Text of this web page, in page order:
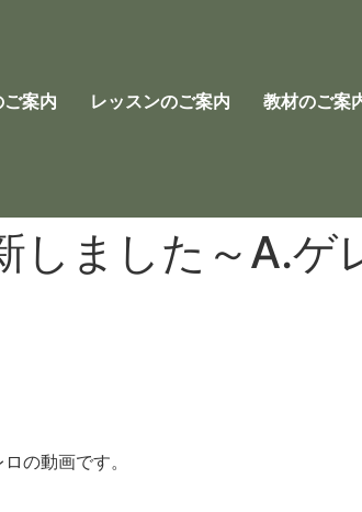
案内 レッスンのご案内 教材のご案
しました～A.ゲ
の動画です。